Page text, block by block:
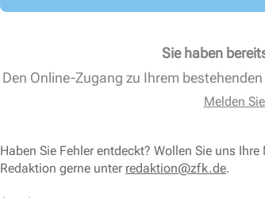
Sie haben
Den Online-Zugang zu Ihrem
Melden
Haben Sie Fehler entdeckt? Wollen Sie uns
Redaktion gerne unter redaktion@zfk.de.